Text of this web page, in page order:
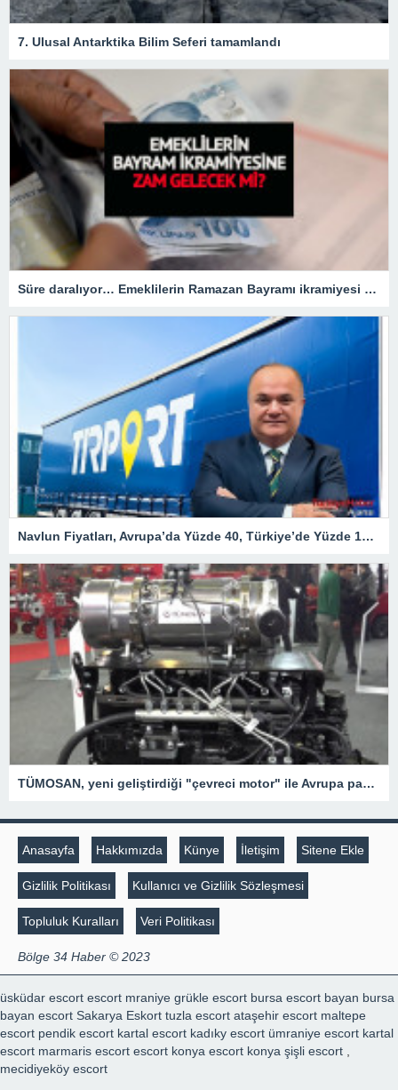
7. Ulusal Antarktika Bilim Seferi tamamlandı
Süre daralıyor… Emeklilerin Ramazan Bayramı ikramiyesi zamlı mı olacak?
Navlun Fiyatları, Avrupa’da Yüzde 40, Türkiye’de Yüzde 107 Arttı – Ekonomi
TÜMOSAN, yeni geliştirdiği "çevreci motor" ile Avrupa pazarında hızla büyümeyi hedefliyor
Anasayfa Hakkımızda Künye İletişim Sitene Ekle
Gizlilik Politikası Kullanıcı ve Gizlilik Sözleşmesi
Topluluk Kuralları Veri Politikası
Bölge 34 Haber © 2023
üsküdar escort escort mraniye grükle escort bursa escort bayan bursa
bayan escort Sakarya Eskort tuzla escort ataşehir escort maltepe
escort pendik escort kartal escort kadıky escort ümraniye escort kartal
escort marmaris escort escort konya escort konya şişli escort ,
mecidiyeköy escort